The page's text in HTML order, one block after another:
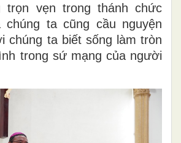
trọn vẹn trong thánh chức
chúng ta cũng cầu nguyện
chúng ta biết sống làm tròn
trong sứ mạng của người